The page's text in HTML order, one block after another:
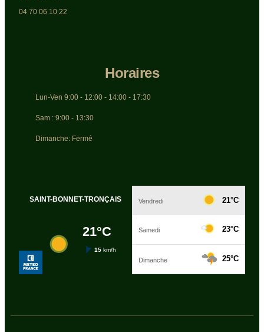
04 70 06 10 22
Horaires
Lun-Ven 9:00 - 12:00 - 14:00 - 17:30
Sam : 9:00 - 13:30
Dimanche: Fermé